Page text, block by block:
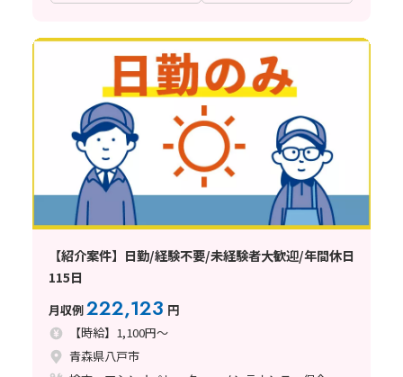
【紹介案件】日勤/経験不要/未経験者大歓迎/年間休日
115日
月収例222,123 円
【時給】1,100円～
青森県八戸市